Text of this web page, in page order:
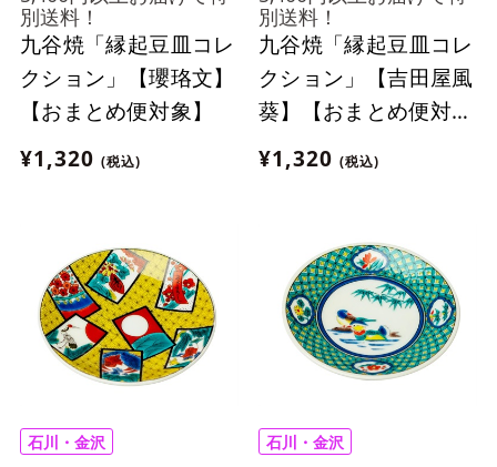
別送料！
九谷焼「縁起豆皿コレ
クション」【瓔珞文】
【おまとめ便対象】
¥1,320 (税込)
別送料！
九谷焼「縁起豆皿コレ
クション」【吉田屋風
葵】【おまとめ便対
象】
¥1,320 (税込)
石川・金沢 石川・金沢